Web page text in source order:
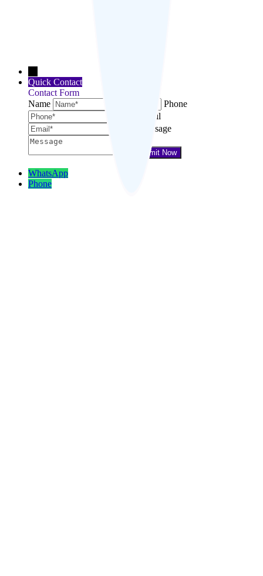
Quick Contact
Contact Form
Name
Phone
Email
Message
WhatsApp
Phone